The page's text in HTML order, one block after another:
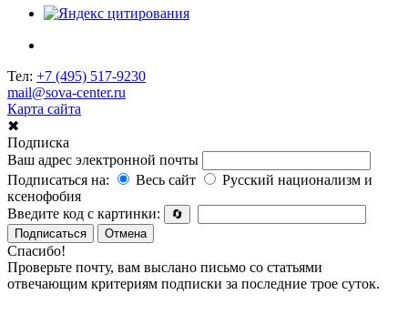
Тел: +7 (495) 517-9230
mail@sova-center.ru
Карта сайта
✖
Подписка
Ваш адрес электронной почты
Подписаться на:
Весь сайт
Русский национализм и
ксенофобия
Введите код с картинки:
🔄
Подписаться
Отмена
Спасибо!
Проверьте почту, вам выслано письмо со статьями
отвечающим критериям подписки за последние трое суток.